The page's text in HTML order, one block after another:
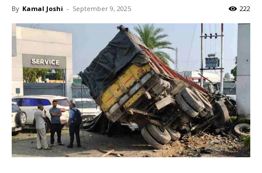
By Kamal Joshi - September 9, 2025 222